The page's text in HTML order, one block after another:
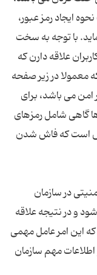
ایجاد رمز عبور،
با توجه به سخت
علاقه دارن که
معمولا در زیر صفحه
امن می باشد، برای
گاهی شامل رمزهای
است که فاش شدن
در سازمان
و در نتیجه علاقه
که این امر عامل مهمی
مهم سازمان